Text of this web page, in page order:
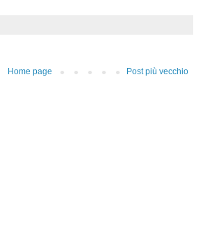
Post più vecchio
Home page